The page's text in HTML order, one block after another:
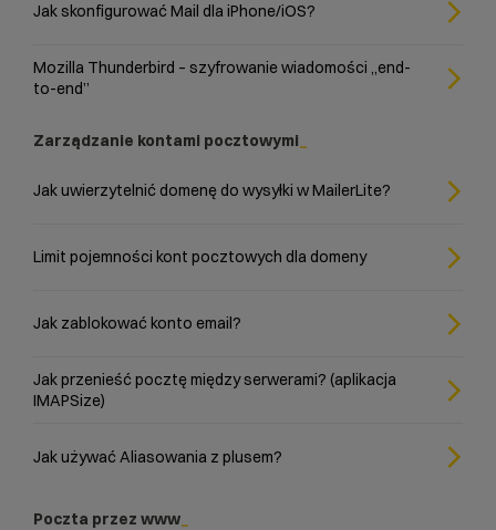
Jak skonfigurować Mail dla iPhone/iOS?
Mozilla Thunderbird – szyfrowanie wiadomości „end-
to-end”
Zarządzanie kontami pocztowymi
Jak uwierzytelnić domenę do wysyłki w MailerLite?
Limit pojemności kont pocztowych dla domeny
Jak zablokować konto email?
Jak przenieść pocztę między serwerami? (aplikacja
IMAPSize)
Jak używać Aliasowania z plusem?
Poczta przez www